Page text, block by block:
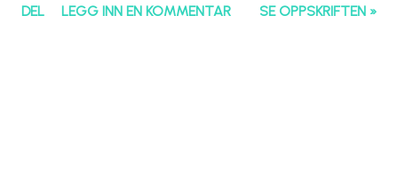
DEL LEGG INN EN KOMMENTAR SE OPPSKRIFTEN »